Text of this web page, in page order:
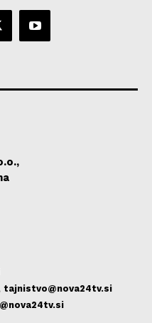
tajnistvo@nova24tv.si